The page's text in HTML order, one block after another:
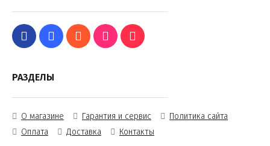
РАЗДЕЛЫ
О магазине Гарантия и сервис
Политика сайта
Оплата
Доставка Контакты